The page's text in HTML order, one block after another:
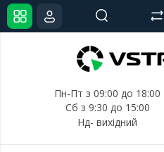
Пн-Пт з 09:00 до 18:00
Сб з 9:30 до 15:00
Нд- вихідний